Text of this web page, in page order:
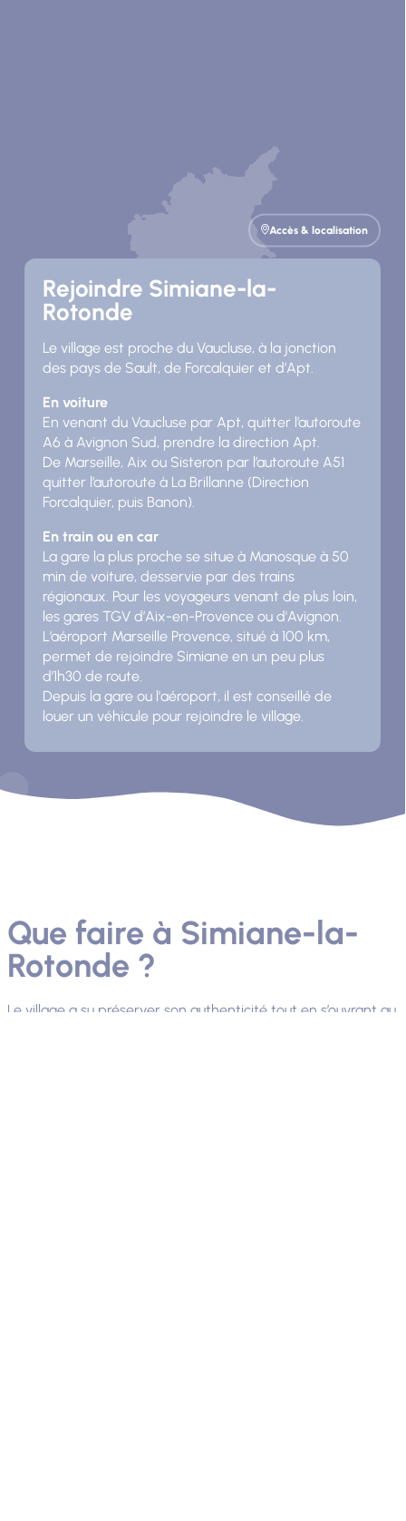
Accès & localisation
Rejoindre Simiane-la-
Rotonde
Le village est proche du Vaucluse, à la jonction
des pays de Sault, de Forcalquier et d’Apt.
En voiture
En venant du Vaucluse par Apt, quitter l’autoroute
A6 à Avignon Sud, prendre la direction Apt.
De Marseille, Aix ou Sisteron par l’autoroute A51
quitter l’autoroute à La Brillanne (Direction
Forcalquier, puis Banon).
En train ou en car
La gare la plus proche se situe à Manosque à 50
min de voiture, desservie par des trains
régionaux. Pour les voyageurs venant de plus loin,
les gares TGV d’Aix-en-Provence ou d'Avignon.
L’aéroport Marseille Provence, situé à 100 km,
permet de rejoindre Simiane en un peu plus
d’1h30 de route.
Depuis la gare ou l'aéroport, il est conseillé de
louer un véhicule pour rejoindre le village.
Que faire à Simiane-la-
Rotonde ?
Le village a su préserver son authenticité tout en s’ouvrant au